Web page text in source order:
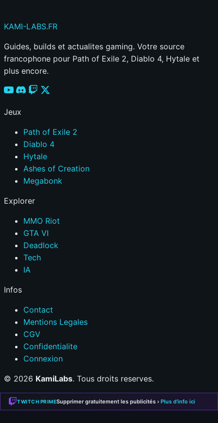
NVLink
Fusion
KAMI-LABS.FR
Guides, builds et actualites gaming. Votre source
francophone pour Path of Exile 2, Diablo 4, Hytale et
plus encore.
Jeux
Path of Exile 2
Diablo 4
Hytale
Ashes of Creation
Megabonk
Explorer
MMO Riot
GTA VI
Deadlock
Tech
IA
Infos
Contact
Mentions Legales
CGV
Confidentialite
Connexion
© 2026 KamiLabs. Tous droits reserves.
Fait avec❤pour la communaute gaming
TWITCH PRIMESupprimer gratuitement les publicités › Plus d'info ici